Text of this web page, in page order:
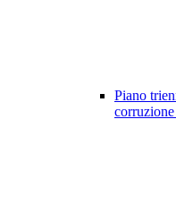
Piano
corruzione